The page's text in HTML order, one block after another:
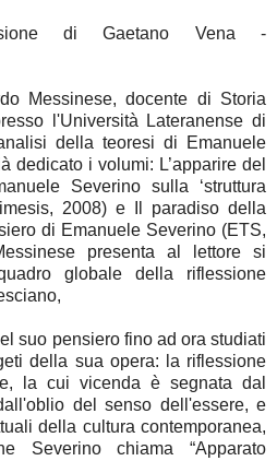
di Gaetano Vena -
Messinese, docente di Storia
l'Università Lateranense di
della teoresi di Emanuele
dedicato i volumi: L’apparire del
Severino sulla ‘struttura
2008) e Il paradiso della
di Emanuele Severino (ETS,
presenta al lettore si
globale della riflessione
alcuna contaminazione con il suo opposto, il non essere. Tutto ciò che è, appunto è, senza distinzioni di valore o di grado. Severino asserisce quindi “la tesi dell’immutabilità di ogni ente, come ciò rispetto a cui si dovrà procedere per ogni ulteriore determinazione della verità dell’essere” (p. 78). Il maestro di Elea ha intravisto questa verità fondamentale, ma il pensiero greco successivo, invece di costruire a partire da essa, ha scelto di lasciarla cadere nell’oblio. Più precisamente, è stato Platone a concepire l’ente come qualcosa di “intermedio tra l’essere e il nulla, ovvero come ciò che oscilla tra l’uno e l’altro di questi due estremi”: ecco perché il pensiero platonico identifica l’essere con il niente (p. 82). La novità rispetto a La struttura originaria va individuata nel fatto che Severino presenta questa tesi sganciandola da ogni riferimento all’idea di una causa incausata, che funga da motore immobile. In effetti, se l’essere è una totalità olisticamente completa ed autosufficiente, ogni riferimento ad una realtà trascendente che se ne faccia garante è assurdo, poiché sarebbe già un decremento della sua perfezione. Per la cultura cattolica una impostazione di questo tipo era inaccettabile, perché non riservava alcuno spazio a quel “Dio metafisico” che costituisce l’architrave concettuale di ogni costruzione filosofico-teologica. Su questo punto, tuttavia, Messinese esprime una serie di puntualizzazioni interessanti, ponendo il dubbio che, proprio perché poco ortodosso, il pensiero di Severino possa agire da ‘lievito’ e da ‘pungolo’ per la cultura cattolica, come attesta quello che egli chiama il suo “confronto sempre vivo con il cristianesimo”, al quale dedica l’intero settimo capitolo del libro (pp. 109-121). Ma, al di là delle questioni strettamente teoriche, il vero divario tra Severino e la cultura cattolica consiste nel fatto che il suo pensiero non riconosce alcun valore particolare al kerigma cristico e di conseguenza all’istituzione che pretende di amministrarlo. Nel corso degli anni, riflettendo sul suo allontanamento dalla Cattolica, Severino preciserà con nettezza sempre maggiore che “la pronuncia di quel giudizio implica che la Chiesa si consideri depositaria non soltanto della verità soprannaturale – come essa sostiene – ma anche della verità naturale o filosofica” (p. 34), e con ciò pretendendo di giudicare la liceità di tale verità naturale; ed è precisamente questa pretesa che il filosofo considera irricevibile. Consumata la rottura con l’ateneo milanese, Severino espande il raggio d’azione della sua indagine filosofica, la cui critica investe ora l’intera civiltà dell’Occidente, le cui manifestazioni sono accomunate dall’abitare la dimensione del nichilismo, un sentiero cognitivo basato sulla fede nella realtà del divenire: da qui si origina la lunga storia dell’alienazione dell’Occidente, incominciata appunto con il pensiero greco antico e proseguita con l’avvento del cristianesimo, che radicalizza ulteriormente il nichilismo platonico. Secondo gli esegeti della rivelazione cristiana, infatti, il mondo non solo nasce, essendo creato dalla divinità, ma ha addirittura bisogno di essere salvato da essa, per essere strappato alla morsa del peccato e della consunzione: in questo modo non solo si perpetua l’oblio dell’essere, ma gli si fa raggiungere l’apoteosi. Per questo Severino afferma che “Nessun Dio ci può salvare. I Salvatori salvano dal nulla. Gli essenti – gli eterni – non hanno bisogno di essere salvati. Al di fuori della fede nel divenire e del senso alienato della salvezza, la salvezza è il tramonto della follia del divenire e dei Salvatori” (p. 98). L’Occidente, quindi, vive in una condizione patologica, perché abita una dimensione fondamentalmente inautentica, che Severino chiama “mondo”, ossia l’“orizzonte nichilistico” nel quale le cose appaiono nella dimensione del divenire. All’interno del “mondo”, l’uomo si pensa come “mortale”, cioè come un ente caduco e votato alla disfatta, mentre il suo destino sarebbe di risplendere nella “Gloria” imperitura dell’essere, una dimensione che il filosofo chiama “Gioia”. Ma proprio perché il “mondo” è qualcosa di sostanzialmente ‘sbagliato’, esso patisce una condizione di disagio continuo, figlio della fede nella realtà del divenire. Tale disagio lo porta a difendersi dall’angoscia del divenire, cioè dal terrore che ciò che è possa essere inghiottito dal nulla (dal quale in realtà proviene, secondo l’ontologia distorta del nichilismo). Per questo il “mondo” forgia di continuo dei simulacri dell’essere, che vorrebbero ambire a quella saldezza in cui può abitare solo l’essere. Ogni preteso “immutabile” prodotto dal “mondo” è quindi destinato al “tramonto”, perché è proprio la fede nel divenire che rende improponibile la presenza di una realtà che voglia affermarsi come non transeunte. Così è stato per tutte le ‘fedi’, religiose o secolari, susseguitesi nella lunga parabola dell’Occidente: la fede nel cristianesimo, nel progresso, nel liberalismo, nel comunismo, nella democrazia, nel capitalismo, nella scienza e nella tecnica, sono tutte accomunate dall’abitare il “tempo” (del “mondo”) e per questo votate al cupio dissolvi. Con l’avvento della tecno-scienza si è entrati in una fase forse ultimativa, perché, se le fedi precedenti ambivano almeno potenzialmente ad un miglioramento, per quanto illusorio, della condizione umana, la tecno-scienza, o, meglio, l’Apparato scientifico-tecnologico che la governa, non si pone nemmeno più il problem